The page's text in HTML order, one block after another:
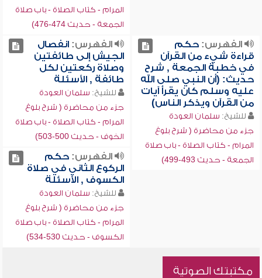
المرام - كتاب الصلاة - باب صلاة
الجمعة - حديث 474-476)
الفهرس:حكم
قراءة شيء من القرآن
في خطبة الجمعة , شرح
حديث: (أن النبي صلى الله
عليه وسلم كان يقرأ آيات
من القرآن ويذكر الناس)
للشيخ: سلمان العودة
جزء من محاضرة ( شرح بلوغ
المرام - كتاب الصلاة - باب صلاة
الجمعة - حديث 493-499)
الفهرس:انفصال
الجيش إلى طائفتين
وصلاة ركعتين لكل
طائفة , الأسئلة
للشيخ: سلمان العودة
جزء من محاضرة ( شرح بلوغ
المرام - كتاب الصلاة - باب صلاة
الخوف - حديث 500-503)
الفهرس:حكم
الركوع الثاني في صلاة
الكسوف , الأسئلة
للشيخ: سلمان العودة
جزء من محاضرة ( شرح بلوغ
المرام - كتاب الصلاة - باب صلاة
الكسوف - حديث 530-534)
مكتبتك الصوتية